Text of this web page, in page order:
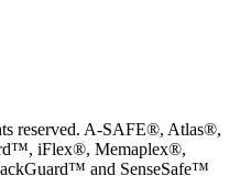
reserved. A-SAFE®, Atlas®,
iFlex®, Memaplex®,
and SenseSafe™